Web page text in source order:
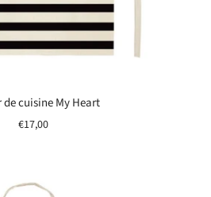
de cuisine My Heart
€17,00